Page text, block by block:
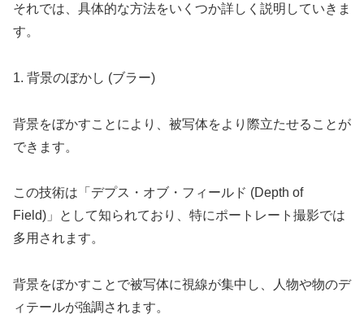
それでは、具体的な方法をいくつか詳しく説明していきま
す。
1. 背景のぼかし (ブラー)
背景をぼかすことにより、被写体をより際立たせることが
できます。
この技術は「デプス・オブ・フィールド (Depth of
Field)」として知られており、特にポートレート撮影では
多用されます。
背景をぼかすことで被写体に視線が集中し、人物や物のデ
ィテールが強調されます。